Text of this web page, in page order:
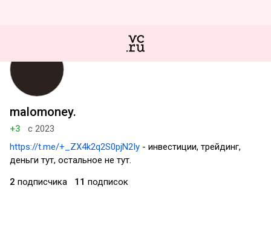
malomoney.
+3
с 2023
https://t.me/+_ZX4k2q2S0pjN2Iy - инвестиции, трейдинг,
деньги тут, остальное не тут.
2 подписчика 11 подписок